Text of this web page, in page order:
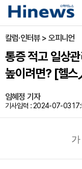
칼럼·인터뷰 > 오피니언
통증 적고 일상
높이려면? [헬
임혜정 기자
기사입력 : 2024-07-03
가